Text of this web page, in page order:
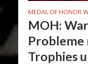
MEDAL OF HONOR
MOH:
Probleme
Trophies